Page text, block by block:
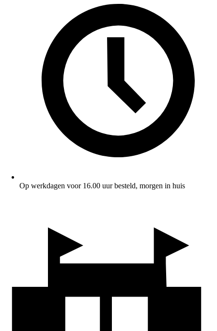
Op werkdagen voor 16.00 uur besteld, morgen in huis